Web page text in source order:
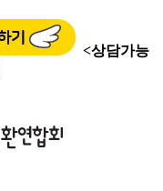
<상담가능